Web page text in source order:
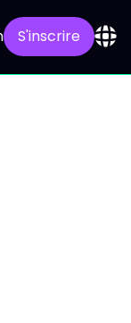
S'inscrire